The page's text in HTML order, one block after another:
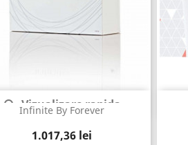
Infinite By Forever
Pret
1.017,36 lei
 Vizualizare rapida